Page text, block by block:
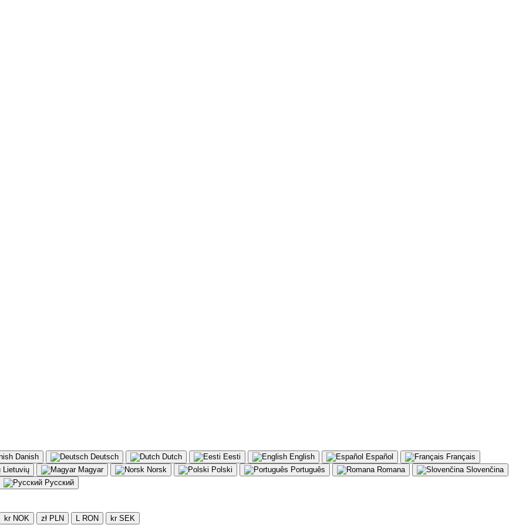
Danish Deutsch Dutch Eesti English Español
Français
Lietuvių
Magyar Norsk Polski Português Romana
Slovenčina
Русский
kr NOK zł PLN L RON kr SEK